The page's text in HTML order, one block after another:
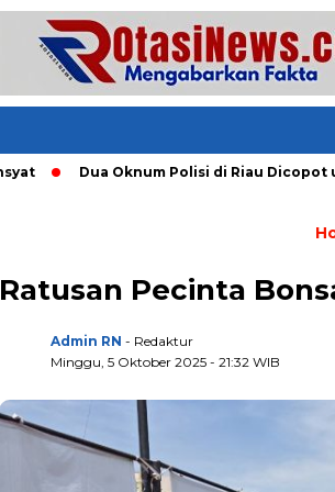
Dua Oknum Polisi di Riau Dicopot usai
Ratusan Pecinta
Admin RN - Redaktur
Minggu, 5 Oktober 2025 - 21:32 WIB